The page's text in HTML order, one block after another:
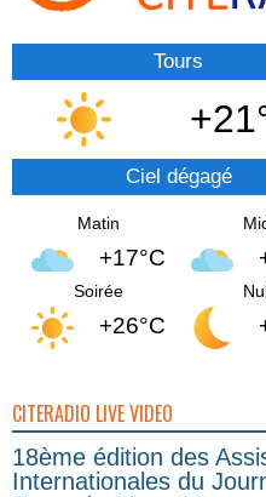
Tours
Ciel dégagé
Matin
+17°C
Soirée
+26°C
CITERADIO LIVE VIDEO
18ème édition des
Internationales du